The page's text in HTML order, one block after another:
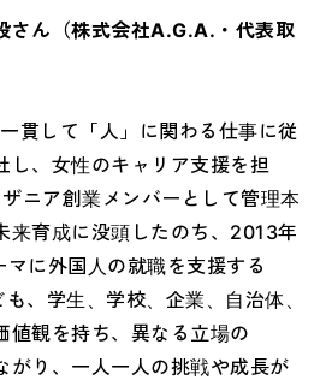
さん（株式会社A.G.A.・代表取
貫して「人」に関わる仕事に従
し、女性のキャリア支援を担
ニア創業メンバーとして管理本
来育成に没頭したのち、2013年
に外国人の就職を支援する
、学生、学校、企業、自治体、
値観を持ち、異なる立場の
がり、一人一人の挑戦や成長が